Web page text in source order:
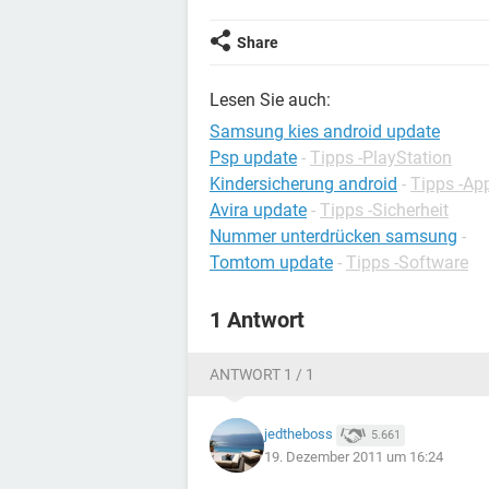
Share
Lesen Sie auch:
Samsung kies android update
Psp update - Tipps -PlayStation
Kindersicherung android - Tipps -
Avira update - Tipps -Sicherheit
Nummer unterdrücken samsung -
Tomtom update - Tipps -Software
1 Antwort
ANTWORT 1 / 1
jedtheboss 5.661
19. Dezember 2011 um 16:24